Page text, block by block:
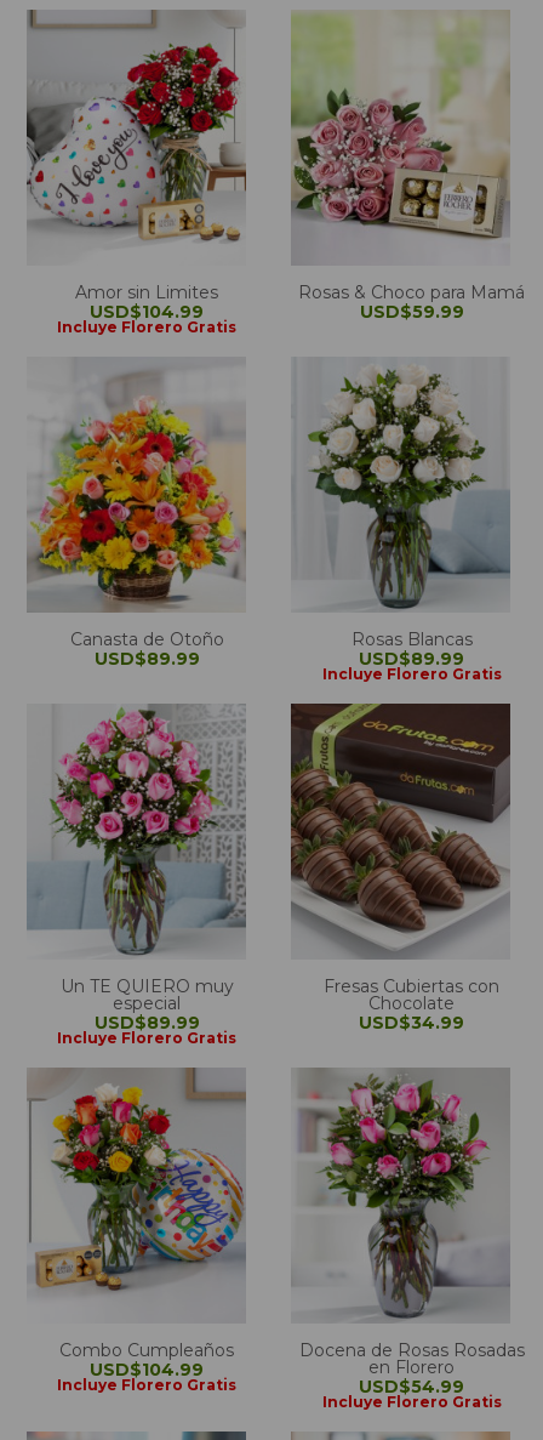
Amor sin Limites
USD$104.99
Incluye Florero Gratis
Rosas & Choco para Mamá
USD$59.99
Canasta de Otoño
USD$89.99
Rosas Blancas
USD$89.99
Incluye Florero Gratis
Un TE QUIERO muy
especial
USD$89.99
Incluye Florero Gratis
Fresas Cubiertas con
Chocolate
USD$34.99
Combo Cumpleaños
USD$104.99
Incluye Florero Gratis
Docena de Rosas Rosadas
en Florero
USD$54.99
Incluye Florero Gratis